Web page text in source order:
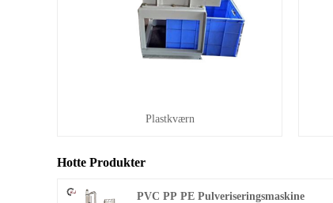
Plastkværn
Hotte Produkter
PVC PP PE Pulveriseringsmaskine